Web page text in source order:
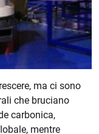
ma ci sono
che bruciano
carbonica,
mentre